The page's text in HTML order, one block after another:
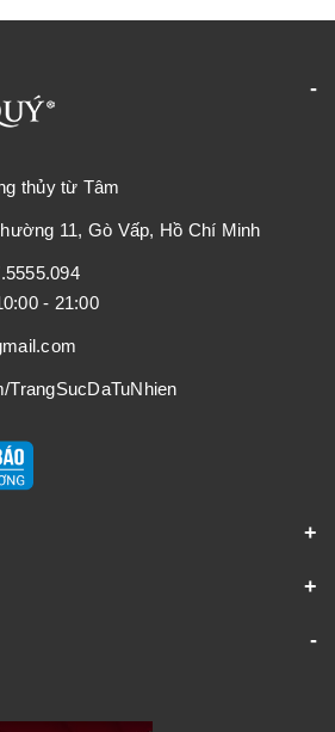
thủy từ Tâm
11, Gò Vấp, Hồ Chí Minh
- 21:00
TrangSucDaTuNhien